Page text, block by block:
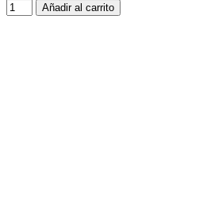
Añadir al carrito